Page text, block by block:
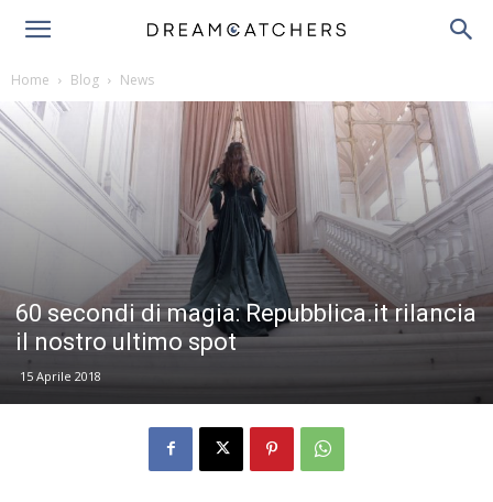
Home Blog News
60 secondi di magia: Repubblica.it rilancia
il nostro ultimo spot
15 Aprile 2018